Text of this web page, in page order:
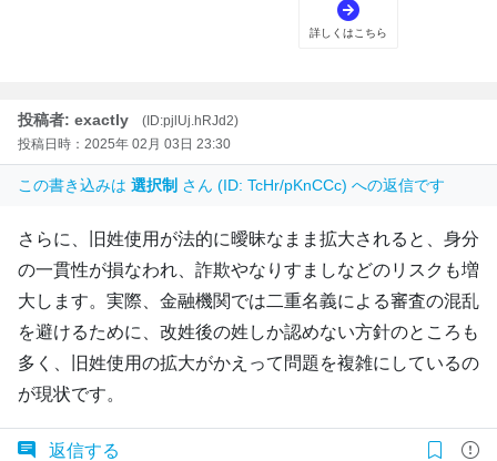
投稿者: exactly
(ID:pjlUj.hRJd2)
投稿日時：2025年 02月 03日 23:30
この書き込みは 選択制 さん (ID: TcHr/pKnCCc) への返信です
さらに、旧姓使用が法的に曖昧なまま拡大されると、身分
の一貫性が損なわれ、詐欺やなりすましなどのリスクも増
大します。実際、金融機関では二重名義による審査の混乱
を避けるために、改姓後の姓しか認めない方針のところも
多く、旧姓使用の拡大がかえって問題を複雑にしているの
が現状です。
返信する